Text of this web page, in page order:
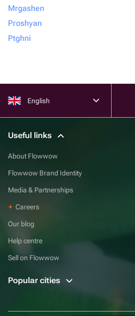
Mrgashen
Proshyan
Ptghni
English
Useful links
About Flowwow
Flowwow Brand Identity
Media & Partnerships
Careers
Our blog
Help centre
Sell on Flowwow
Popular cities